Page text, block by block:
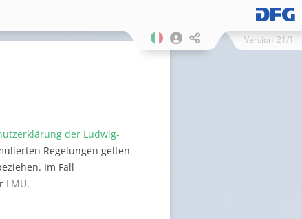
Version 21/1
der Ludwig-
Regelungen gelten
Im Fall
LMU.